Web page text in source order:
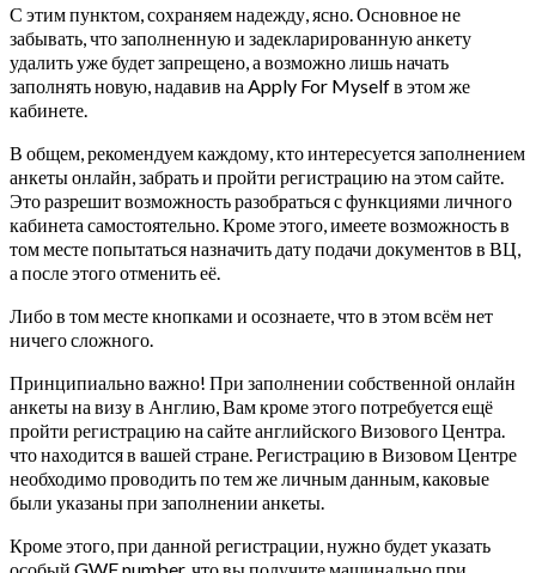
С этим пунктом, сохраняем надежду, ясно. Основное не
забывать, что заполненную и задекларированную анкету
удалить уже будет запрещено, а возможно лишь начать
заполнять новую, надавив на Apply For Myself в этом же
кабинете.
В общем, рекомендуем каждому, кто интересуется заполнением
анкеты онлайн, забрать и пройти регистрацию на этом сайте.
Это разрешит возможность разобраться с функциями личного
кабинета самостоятельно. Кроме этого, имеете возможность в
том месте попытаться назначить дату подачи документов в ВЦ,
а после этого отменить её.
Либо в том месте кнопками и осознаете, что в этом всём нет
ничего сложного.
Принципиально важно! При заполнении собственной онлайн
анкеты на визу в Англию, Вам кроме этого потребуется ещё
пройти регистрацию на сайте английского Визового Центра.
что находится в вашей стране. Регистрацию в Визовом Центре
необходимо проводить по тем же личным данным, каковые
были указаны при заполнении анкеты.
Кроме этого, при данной регистрации, нужно будет указать